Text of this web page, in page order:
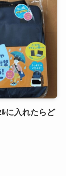
に入れたらど